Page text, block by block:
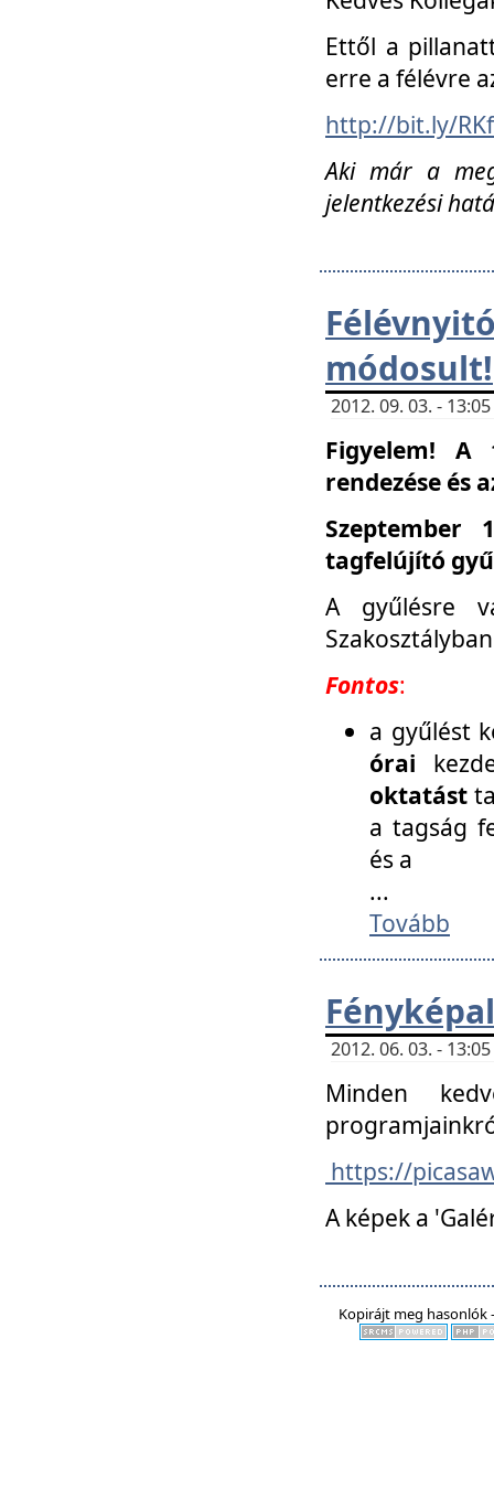
Ettől a
erre a félévre
http://bit.ly/
Aki már a
jelentkezési
módosult!
2012. 09. 03. -
Figyelem! A
rendezése és
Szeptember
tagfelújító
A gyűlésre
Fontos:
a gyűlést
órai
oktatást
a tagság
és a
...
Tovább
2012. 06. 03. -
Minden
https://
A képek a
Kopirájt meg hasonlók